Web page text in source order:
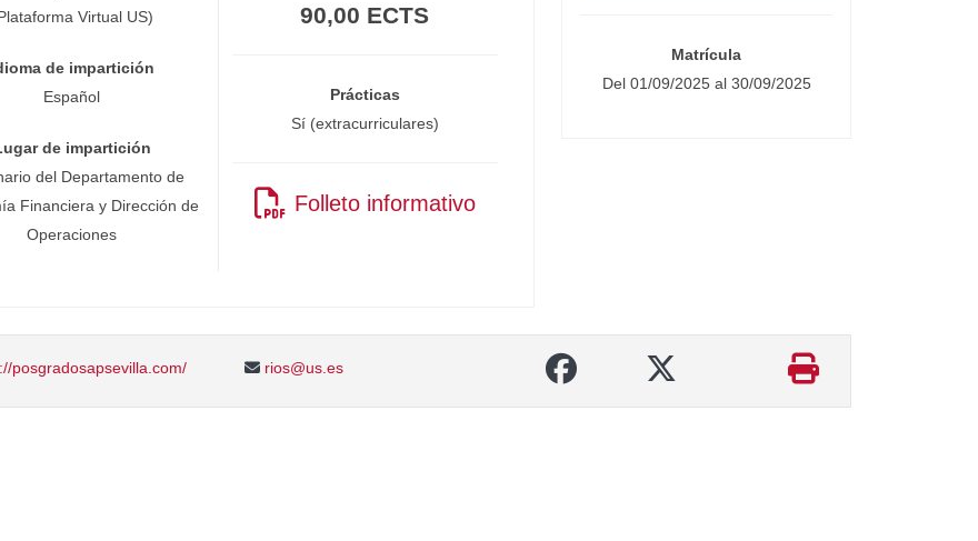
Virtual US)
de impartición
Español
de impartición
del Departamento de
Financiera y Dirección de
Operaciones
90,00 ECTS
Prácticas
Sí (extracurriculares)
Folleto informativo
Matrícula
Del 01/09/2025 al 30/09/2025
posgradosapsevilla.com/ rios@us.es